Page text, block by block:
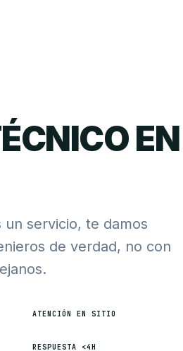
EN
un servicio, te damos
de verdad, no con
ATENCIÓN EN SITIO
RESPUESTA <4H